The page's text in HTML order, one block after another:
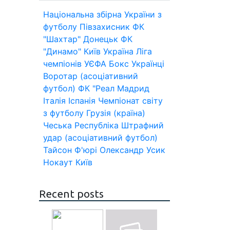
Національна збірна України з
футболу Півзахисник ФК
"Шахтар" Донецьк ФК
"Динамо" Київ Україна Ліга
чемпіонів УЄФА Бокс Українці
Воротар (асоціативний
футбол) ФК "Реал Мадрид
Італія Іспанія Чемпіонат світу
з футболу Грузія (країна)
Чеська Республіка Штрафний
удар (асоціативний футбол)
Тайсон Ф'юрі Олександр Усик
Нокаут Київ
Recent posts